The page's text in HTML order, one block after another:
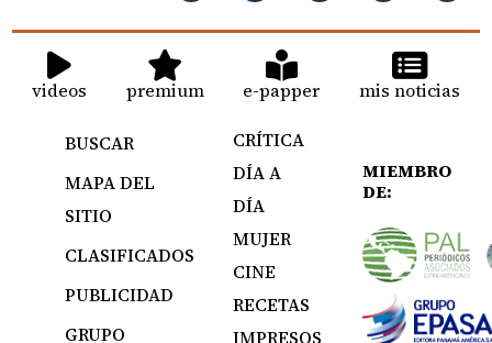
videos premium e-papper mis noticias
BUSCAR
MAPA DEL
SITIO
CLASIFICADOS
PUBLICIDAD
GRUPO
CRÍTICA
DÍA A
DÍA
MUJER
CINE
RECETAS
IMPRESOS
MIEMBRO
DE: